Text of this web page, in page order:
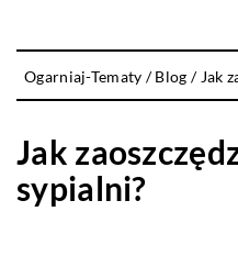
Ogarniaj-Tematy /Blog / Jak
Jak
sypialni?